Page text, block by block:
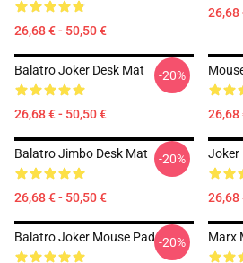
26,68 € - 50,50 €
26,68
Balatro Joker Desk Mat
26,68 € - 50,50 €
-20%
26,68
Balatro Jimbo Desk Mat
26,68 € - 50,50 €
-20% Joker
26,68
Balatro Joker Mouse Pad -20% Marx